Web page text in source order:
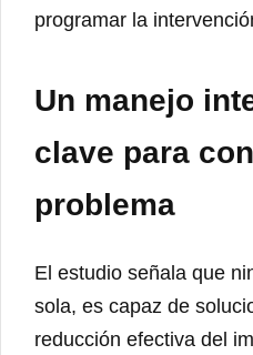
programar la
Un manejo
clave para
problema
El estudio señala que
sola, es capaz de
reducción efectiva del